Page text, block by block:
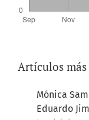
Artículos
Mónica
Eduardo